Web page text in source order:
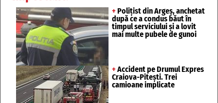
+ Polițist din Argeș, anchetat
după ce a condus băut în
timpul serviciului și a lovit
mai multe pubele de gunoi
+ Accident pe Drumul Expres
Craiova-Pitești. Trei
camioane implicate